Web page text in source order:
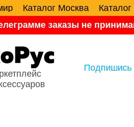
Каталог Москва
заказы не
Подпишись